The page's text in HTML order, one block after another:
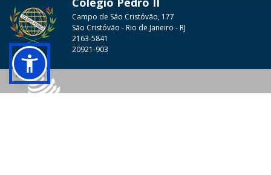
Campo de São Cristóvão, 177
São Cristóvão - Rio de Janeiro - RJ
2163-5841
20921-903